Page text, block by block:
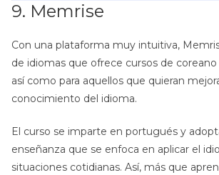
9. Memrise
Con una plataforma muy intuitiva,
de idiomas que ofrece cursos de
así como para aquellos que quieran
conocimiento del idioma.
El curso se imparte en portugués y
enseñanza que se enfoca en aplicar el
situaciones cotidianas. Así, más que